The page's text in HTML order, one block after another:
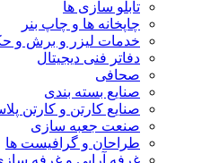
تابلو سازی ها
چاپخانه ها و چاپ بنر
خدمات لیزر و برش و
دفاتر فنی دیجیتال
صحافی
صنایع بسته بندی
صنایع کارتن و کارتن
صنعت جعبه سازی
طراحان و گرافیست ها
غرفه آرایی و غرفه